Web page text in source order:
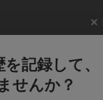
記録して、
せんか？